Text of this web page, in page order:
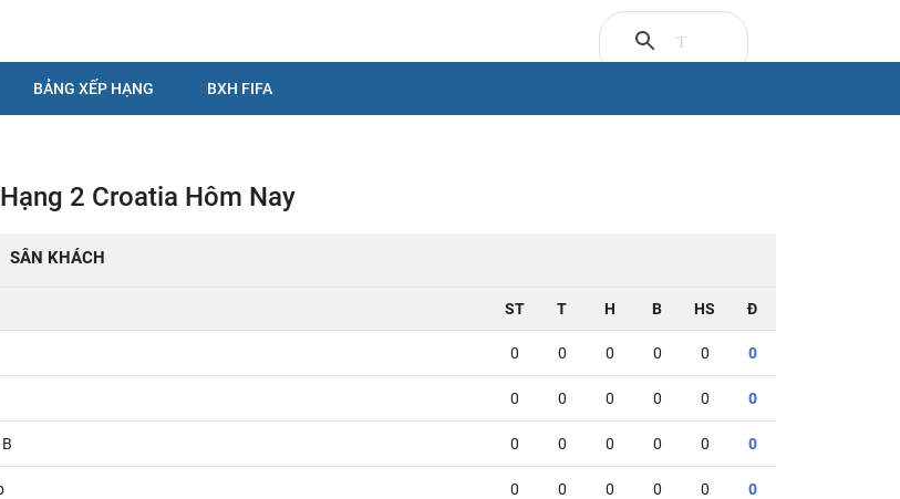
BẢNG XẾP HẠNG BXH FIFA
2 Croatia Hôm Nay
SÂN KHÁCH
ST T H B HS Đ
0 0 0 0 0 0
0 0 0 0 0 0
0 0 0 0 0 0
0 0 0 0 0 0